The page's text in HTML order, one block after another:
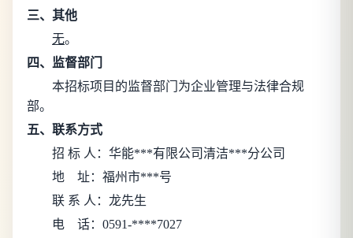
三、其他
无。
四、监督部门
本招标项目的监督部门为企业管理与法律合规
部。
五、联系方式
招 标 人： 华能***有限公司清洁***分公司
地
址： 福州市***号
联 系 人： 龙先生
电
话： 0591-****7027